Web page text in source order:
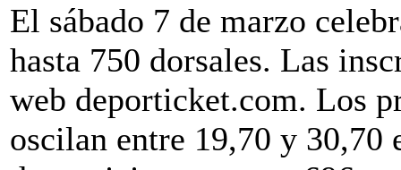
El sábado 7 de marzo
hasta 750 dorsales. Las
web deporticket.com. Los
oscilan entre 19,70 y 30,70